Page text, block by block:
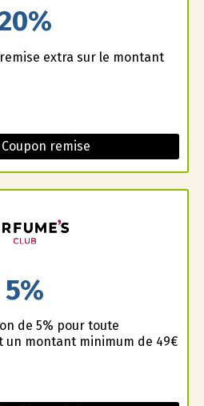
extra sur le montant
remise
5%
de 5% pour toute
un montant minimum de 49€